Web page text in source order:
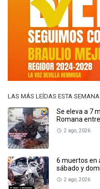
LAS MÁS LEÍDAS ESTA SEMANA
Se eleva a 7
Romana
2 ago, 2026
6 muertos en
sábado y
2 ago, 2026